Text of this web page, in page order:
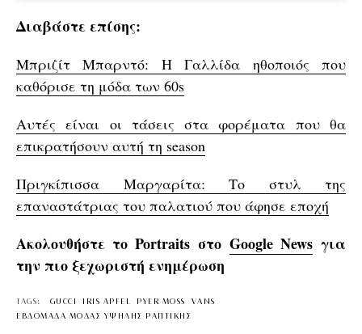
Διαβάστε επίσης:
Μπριζίτ Μπαρντό: Η Γαλλίδα ηθοποιός που
καθόρισε τη μόδα των 60s
Αυτές είναι οι τάσεις στα φορέματα που θα
επικρατήσουν αυτή τη season
Πριγκίπισσα Μαργαρίτα: Το στυλ της
επαναστάτριας του παλατιού που άφησε εποχή
Ακολουθήστε το Portraits στο Google Newsγια
την πιο ξεχωριστή ενημέρωση
TAGS: GUCCI IRIS APFEL PYER MOSS
VANS
ΕΒΔΟΜΑΔΑ ΜΟΔΑΣ ΥΨΗΛΗΣ ΡΑΠΤΙΚΗΣ